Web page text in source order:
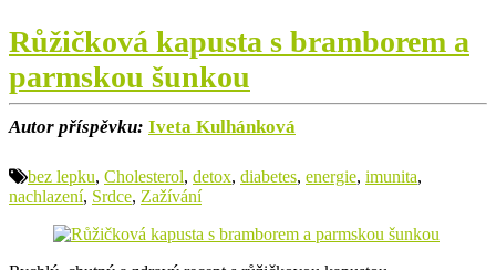
Růžičková kapusta s bramborem a
parmskou šunkou
Autor příspěvku: Iveta Kulhánková
bez lepku, Cholesterol, detox, diabetes, energie, imunita,
nachlazení, Srdce, Zažívání